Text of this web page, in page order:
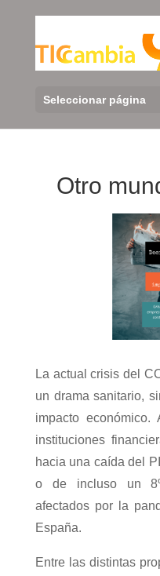
Seleccionar página
Otro
La actual crisis del
un drama sanitario,
impacto
instituciones
hacia una caída del
o de incluso un
afectados por la
España.
Entre las distintas